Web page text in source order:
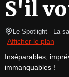
S'il
Le Spotlight - La
Afficher le plan
Inséparables,
immanquables !